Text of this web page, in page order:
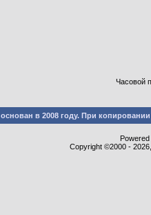
Часовой
основан в 2008 году. При
Copyright ©2000 -